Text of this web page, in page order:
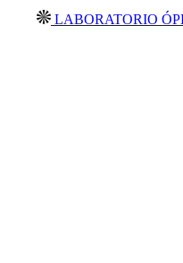
LABORATORIO